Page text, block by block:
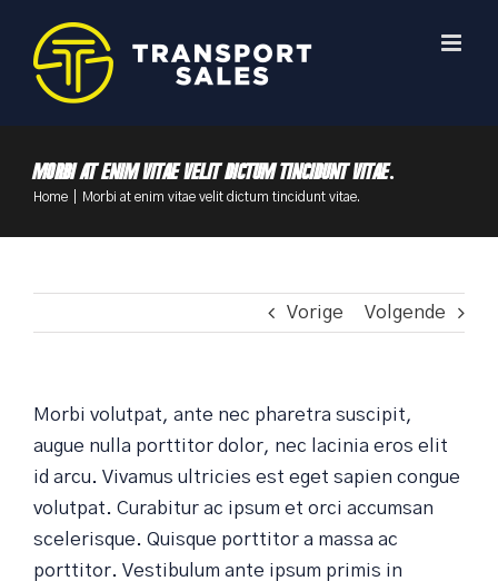
content
Morbi at enim vitae velit dictum tincidunt vitae.
Home Morbi at enim vitae velit dictum tincidunt vitae.
Vorige Volgende
Morbi volutpat, ante nec pharetra suscipit,
augue nulla porttitor dolor, nec lacinia eros elit
id arcu. Vivamus ultricies est eget sapien congue
volutpat. Curabitur ac ipsum et orci accumsan
scelerisque. Quisque porttitor a massa ac
porttitor. Vestibulum ante ipsum primis in